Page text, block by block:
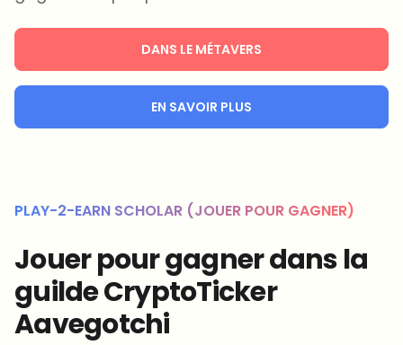
DANS LE MÉTAVERS
EN SAVOIR PLUS
PLAY-2-EARN SCHOLAR (JOUER POUR GAGNER)
Jouer pour gagner dans la
guilde CryptoTicker
Aavegotchi